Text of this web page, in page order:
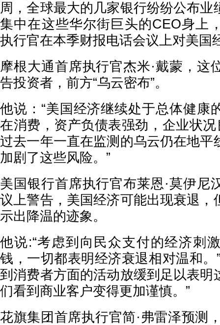
周，全球最大的几家银行纷纷公布业
集中在这些华尔街巨头的CEO身上
执行官在本季财报电话会议上对美国
摩根大通首席执行官杰米·戴蒙，这
告投资者，前方“乌云密布”。
他说：“美国经济继续处于总体健康
在消费，资产负债表强劲，企业状况
过去一年一直在监测的乌云仍在地平
加剧了这些风险。”
美国银行首席执行官布莱恩·莫伊尼
议上警告，美国经济可能出现衰退，
示出降温的迹象。
他说:“考虑到向民众支付的经济刺
钱，一切都表明经济衰退相对温和。
到消费者方面的活动放缓到足以表明
们看到商业客户变得更加谨慎。”
花旗集团首席执行官简·弗雷泽预测